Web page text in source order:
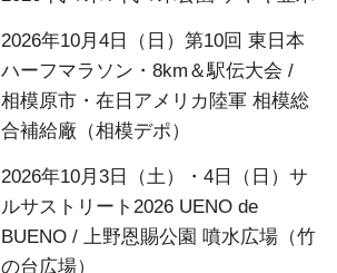
2026年10月4日（日）第10回 東日本
ハーフマラソン・8km＆駅伝大会 /
相模原市・在日アメリカ陸軍 相模総
合補給廠（相模デポ）
2026年10月3日（土）・4日（日）サ
ルサストリート2026 UENO de
BUENO / 上野恩賜公園 噴水広場（竹
の台広場）